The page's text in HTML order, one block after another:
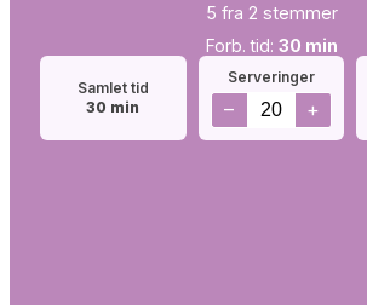
5 fra 2 stemmer
Forb.
Forb. tid: 30minutter
min
Samlet tid
30 minutter
min
Serveringer
– +